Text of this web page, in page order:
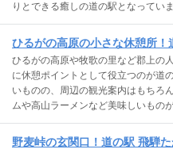
りとできる癒しの道の駅となっていま
ひるがの高原の小さな休憩所！
ひるがの高原や牧歌の里など郡上の
に休憩ポイントとして役立つのが道
いものの、周辺の観光案内はもちろ
ムや高山ラーメンなど美味しいもの
野麦峠の玄関口！道の駅 飛騨